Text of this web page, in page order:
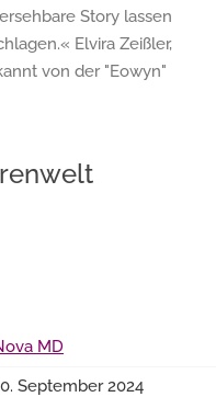
Story lassen
Elvira Zeißler,
von der "Eowyn"
MD
September 2024